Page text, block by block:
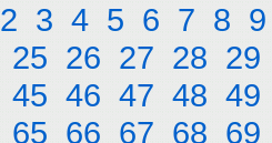
2 3 4 5 6 7 8 9
25 26 27 28 29
45 46 47 48 49
65 66 67 68 69